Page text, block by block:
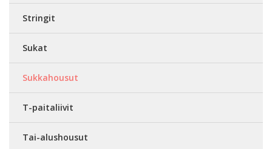
Stringit
Sukat
Sukkahousut
T-paitaliivit
Tai-alushousut